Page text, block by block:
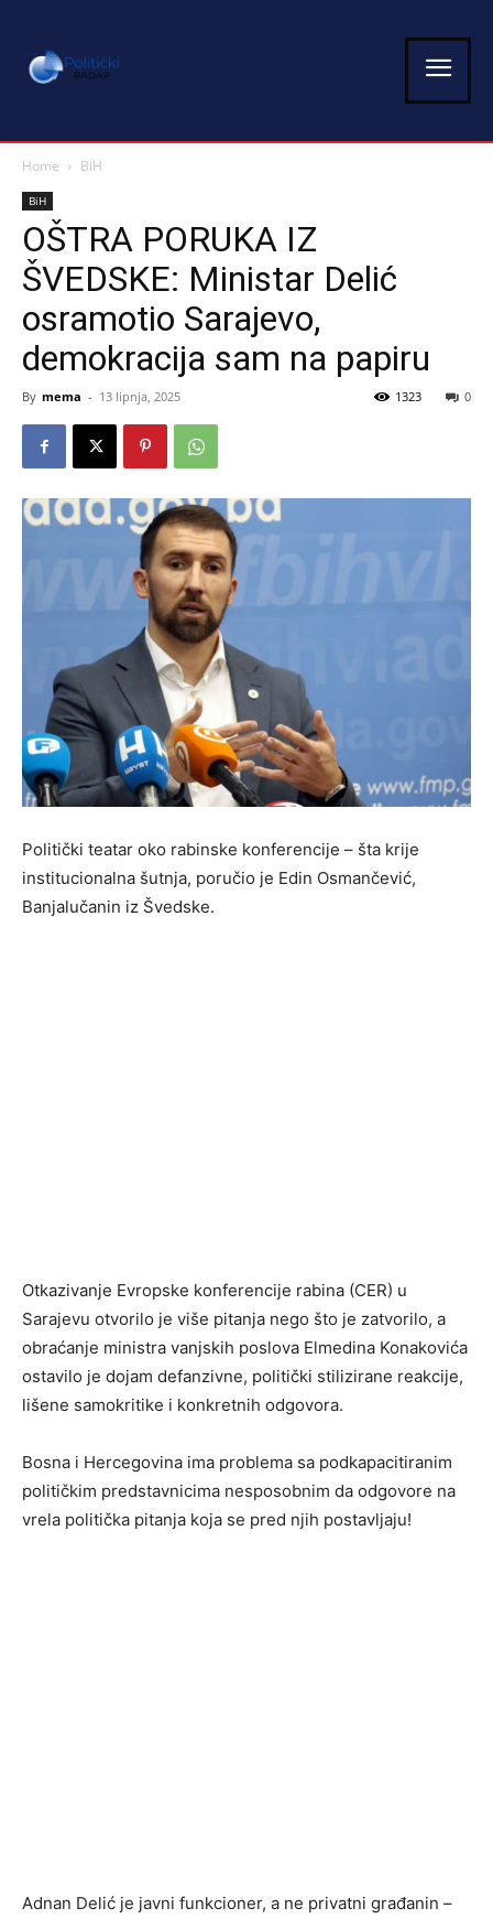
Home BiH
BiH
OŠTRA PORUKA IZ
ŠVEDSKE: Ministar Delić
osramotio Sarajevo,
demokracija sam na papiru
By mema - 13 lipnja, 2025 0
1323
Politički teatar oko rabinske konferencije – šta krije
institucionalna šutnja, poručio je Edin Osmančević,
Banjalučanin iz Švedske.
Otkazivanje Evropske konferencije rabina (CER) u
Sarajevu otvorilo je više pitanja nego što je zatvorilo, a
obraćanje ministra vanjskih poslova Elmedina Konakovića
ostavilo je dojam defanzivne, politički stilizirane reakcije,
lišene samokritike i konkretnih odgovora.
Bosna i Hercegovina ima problema sa podkapacitiranim
političkim predstavnicima nesposobnim da odgovore na
vrela politička pitanja koja se pred njih postavljaju!
Adnan Delić je javni funkcioner, a ne privatni građanin –